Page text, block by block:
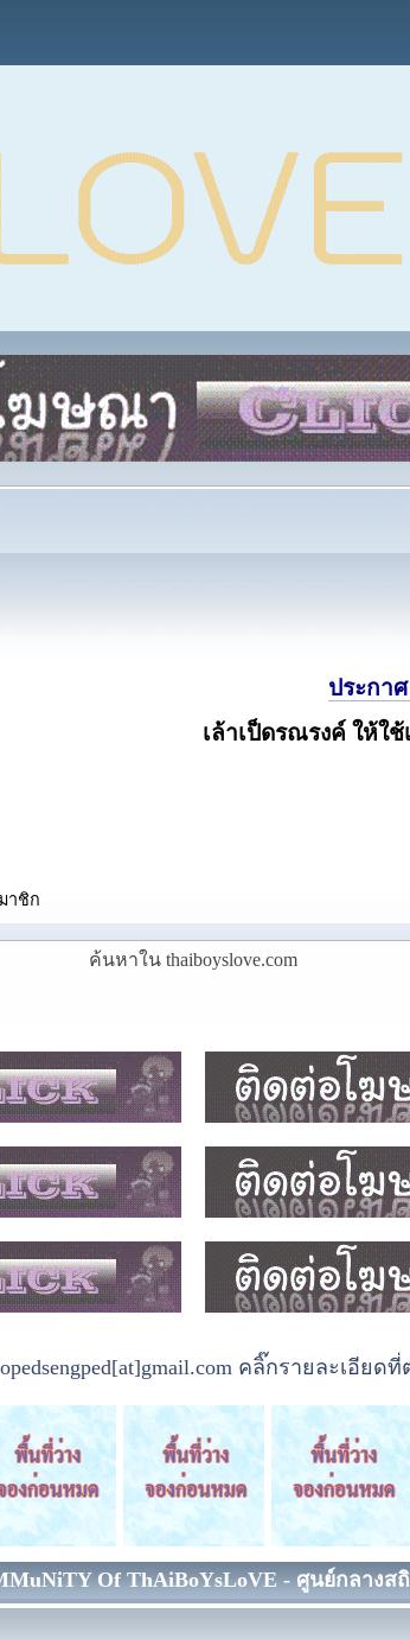
ประกา
เล้าเป็ดรณรงค์ ให้ใ
าชิก
ค้นหาใน thaiboyslove.com
คลิ๊กรายละเอียด
Of ThAiBoYsLoVE - ศูนย์กลางส